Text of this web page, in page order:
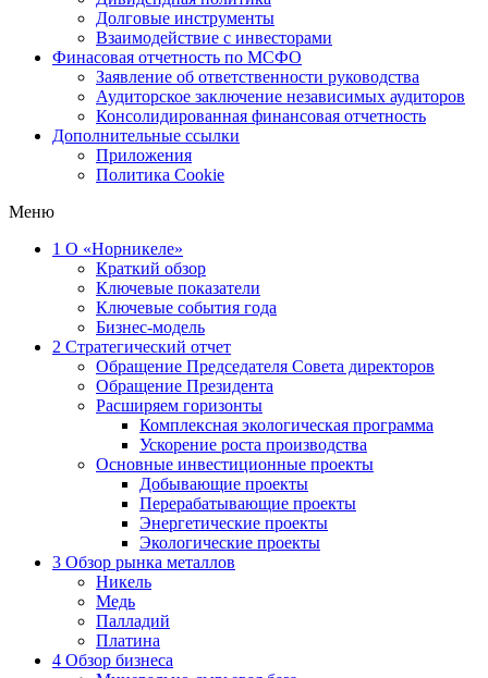
Долговые инструменты
Взаимодействие с инвеcторами
Финасовая отчетность по МСФО
Заявление об ответственности руководства
Аудиторское заключение независимых аудиторов
Консолидированная финансовая отчетность
Дополнительные ссылки
Приложения
Политика Cookie
Меню
1 О «Норникеле»
Краткий обзор
Ключевые показатели
Ключевые события года
Бизнес-модель
2 Стратегический отчет
Обращение Председателя Совета директоров
Обращение Президента
Расширяем горизонты
Комплексная экологическая программа
Ускорение роста производства
Основные инвестиционные проекты
Добывающие проекты
Перерабатывающие проекты
Энергетические проекты
Экологические проекты
3 Обзор рынка металлов
Никель
Медь
Палладий
Платина
4 Обзор бизнеса